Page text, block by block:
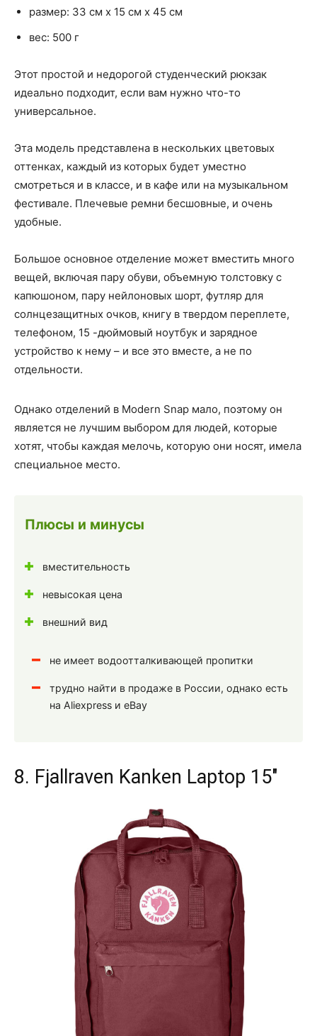
размер: 33 см х 15 см х 45 см
вес: 500 г
Этот простой и недорогой студенческий рюкзак
идеально подходит, если вам нужно что-то
универсальное.
Эта модель представлена в нескольких цветовых
оттенках, каждый из которых будет уместно
смотреться и в классе, и в кафе или на музыкальном
фестивале. Плечевые ремни бесшовные, и очень
удобные.
Большое основное отделение может вместить много
вещей, включая пару обуви, объемную толстовку с
капюшоном, пару нейлоновых шорт, футляр для
солнцезащитных очков, книгу в твердом переплете,
телефоном, 15 -дюймовый ноутбук и зарядное
устройство к нему – и все это вместе, а не по
отдельности.
Однако отделений в Modern Snap мало, поэтому он
является не лучшим выбором для людей, которые
хотят, чтобы каждая мелочь, которую они носят, имела
специальное место.
Плюсы и минусы
вместительность
невысокая цена
внешний вид
не имеет водоотталкивающей пропитки
трудно найти в продаже в России, однако есть
на Aliexpress и eBay
8. Fjallraven Kanken Laptop 15"